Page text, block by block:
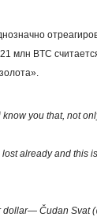
млн BTC
you that, not
already and this
dollar— Čudan Svat